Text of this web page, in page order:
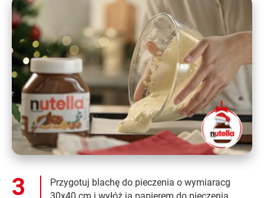
Przygotuj blachę do pieczenia o wymiaracg